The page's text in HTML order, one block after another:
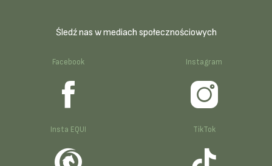
Śledź nas w mediach społecznościowych
Facebook Instagram
Insta EQUI TikTok